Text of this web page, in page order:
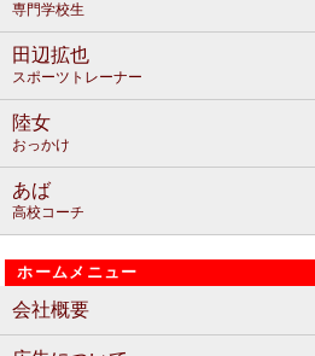
専門学校生
田辺拡也
スポーツトレーナー
陸女
おっかけ
あば
高校コーチ
ホームメニュー
会社概要